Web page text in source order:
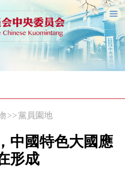
>>黨員園地
中國特色大國應
形成